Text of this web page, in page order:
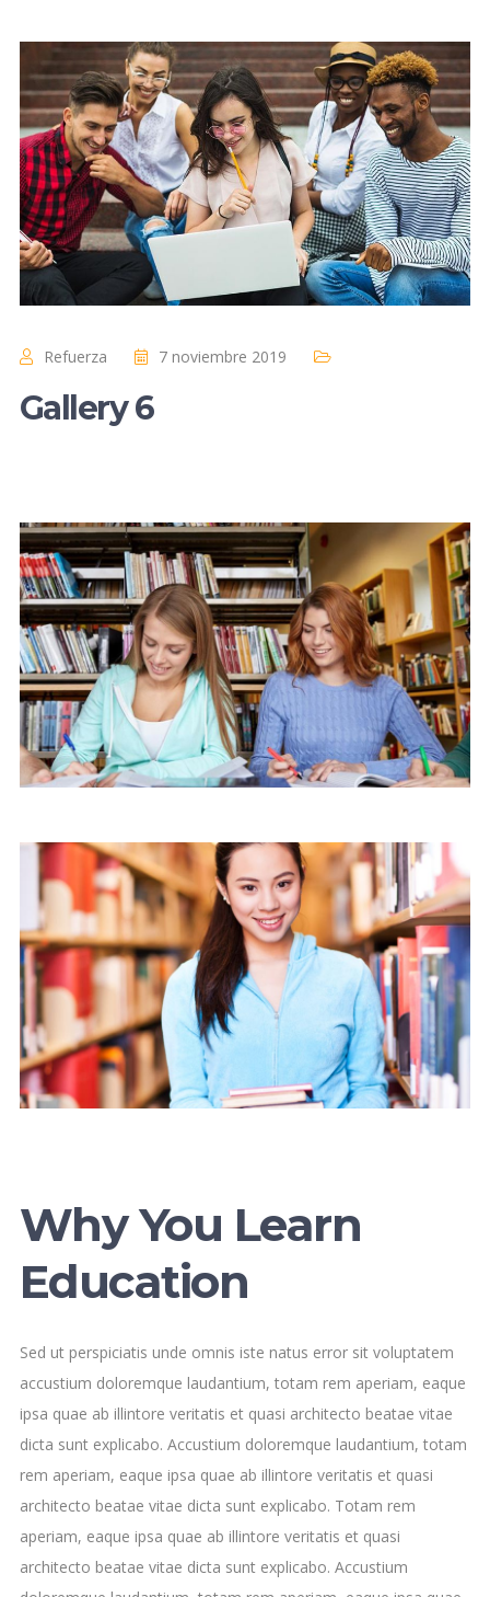
Refuerza 7 noviembre 2019
Gallery 6
Why You Learn
Education
Sed ut perspiciatis unde omnis iste natus error sit voluptatem
accustium doloremque laudantium, totam rem aperiam, eaque
ipsa quae ab illintore veritatis et quasi architecto beatae vitae
dicta sunt explicabo. Accustium doloremque laudantium, totam
rem aperiam, eaque ipsa quae ab illintore veritatis et quasi
architecto beatae vitae dicta sunt explicabo. Totam rem
aperiam, eaque ipsa quae ab illintore veritatis et quasi
architecto beatae vitae dicta sunt explicabo. Accustium